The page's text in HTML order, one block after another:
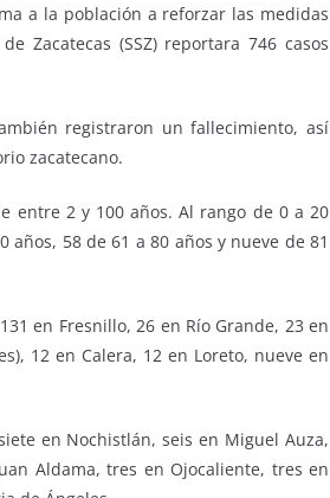
a la población a reforzar las medidas
Zacatecas (SSZ) reportara 746 casos
registraron un fallecimiento, así
zacatecano.
entre 2 y 100 años. Al rango de 0 a 20
años, 58 de 61 a 80 años y nueve de 81
en Fresnillo, 26 en Río Grande, 23 en
12 en Calera, 12 en Loreto, nueve en
en Nochistlán, seis en Miguel Auza,
Aldama, tres en Ojocaliente, tres en